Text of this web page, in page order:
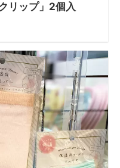
リップ」2個入